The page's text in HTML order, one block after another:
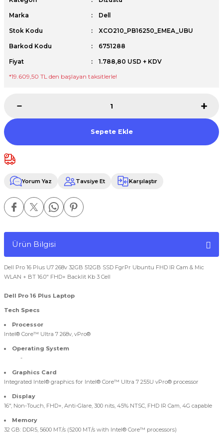
/ XPS+GPU
Marka Dell
Stok Kodu XCO210_PB16250_EMEA_UBU
Barkod Kodu 6751288
Fiyat
1.788,80 USD + KDV
*19.609,50 TL den başlayan taksitlerle!
Sepete Ekle
Yorum Yaz Tavsiye Et Karşılaştır
Ürün Bilgisi
Dell Pro 16 Plus U7 268v 32GB 512GB SSD FgrPr Ubuntu FHD IR Cam & Mic
WLAN + BT 16.0" FHD+ Backlit Kb 3 Cell
Dell Pro 16 Plus Laptop
Tech Specs
Processor
Intel® Core™ Ultra 7 268v, vPro®
Operating System
-
Graphics Card
Integrated Intel® graphics for Intel® Core™ Ultra 7 255U vPro® processor
Display
16", Non-Touch, FHD+, Anti-Glare, 300 nits, 45% NTSC, FHD IR Cam, 4G capable
Memory
32 GB: DDR5, 5600 MT/s (5200 MT/s with Intel® Core™ processors)